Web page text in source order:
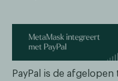
PayPal is de